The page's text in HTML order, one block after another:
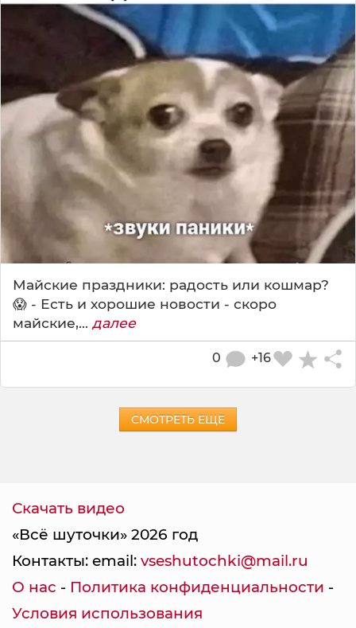
Майские праздники: радость или кошмар?
😱 - Есть и хорошие новости - скоро
майские,... далее
+16
0
СМОТРЕТЬ ЕЩЕ
Скачать видео
«Всё шуточки» 2026 год
Контакты: email: vseshutochki@mail.ru
О нас - Политика конфиденциальности -
Условия использования